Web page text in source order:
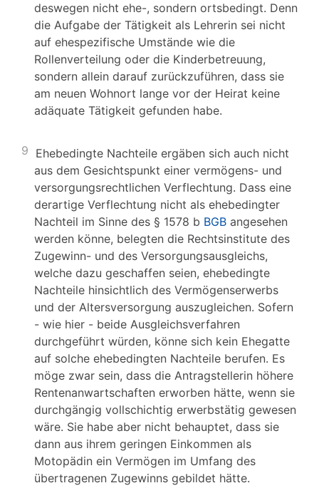
deswegen nicht ehe-, sondern ortsbedingt. Denn
die Aufgabe der Tätigkeit als Lehrerin sei nicht
auf ehespezifische Umstände wie die
Rollenverteilung oder die Kinderbetreuung,
sondern allein darauf zurückzuführen, dass sie
am neuen Wohnort lange vor der Heirat keine
adäquate Tätigkeit gefunden habe.
9 Ehebedingte Nachteile ergäben sich auch nicht
aus dem Gesichtspunkt einer vermögens- und
versorgungsrechtlichen Verflechtung. Dass eine
derartige Verflechtung nicht als ehebedingter
Nachteil im Sinne des § 1578 b BGB angesehen
werden könne, belegten die Rechtsinstitute des
Zugewinn- und des Versorgungsausgleichs,
welche dazu geschaffen seien, ehebedingte
Nachteile hinsichtlich des Vermögenserwerbs
und der Altersversorgung auszugleichen. Sofern
- wie hier - beide Ausgleichsverfahren
durchgeführt würden, könne sich kein Ehegatte
auf solche ehebedingten Nachteile berufen. Es
möge zwar sein, dass die Antragstellerin höhere
Rentenanwartschaften erworben hätte, wenn sie
durchgängig vollschichtig erwerbstätig gewesen
wäre. Sie habe aber nicht behauptet, dass sie
dann aus ihrem geringen Einkommen als
Motopädin ein Vermögen im Umfang des
übertragenen Zugewinns gebildet hätte.